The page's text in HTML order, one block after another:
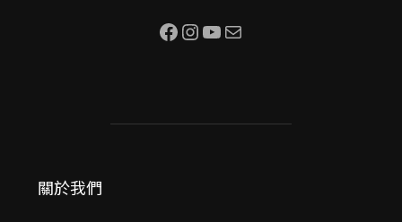
Facebook InstagramYouTube 電子郵件
關於我們